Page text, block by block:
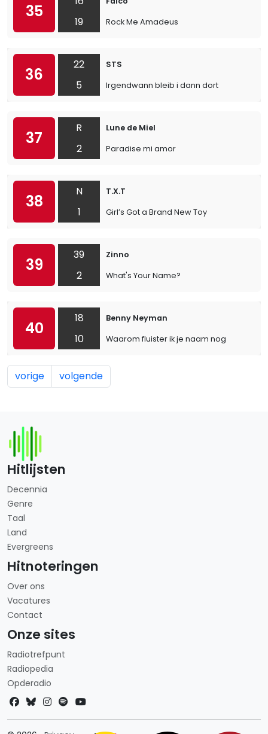
35
19
Rock Me Amadeus
36
22
5
STS
Irgendwann bleib i dann dort
37
R
2
Lune de Miel
Paradise mi amor
38
N
1
T.X.T
Girl’s Got a Brand New Toy
39
39
2
Zinno
What's Your Name?
40
18
10
Benny Neyman
Waarom fluister ik je naam nog
vorige volgende
Hitlijsten
Decennia
Genre
Taal
Land
Evergreens
Hitnoteringen
Over ons
Vacatures
Contact
Onze sites
Radiotrefpunt
Radiopedia
Opderadio